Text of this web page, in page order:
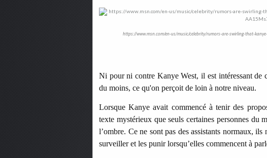
https://www.msn.com/en-us/music/celebrity/rumors-are-swirling-that-
Ni pour ni contre Kanye West, il est intéressant de
du moins, ce qu'on perçoit de loin à notre niveau.
Lorsque Kanye avait commencé à tenir des
texte mystérieux que seuls certaines personnes du
l’ombre. Ce ne sont pas des assistants normaux,
surveiller et les punir lorsqu’elles commencent à